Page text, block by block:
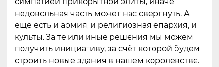
недовольная часть может нас свергнуть. А
ещё есть и армия, и религиозная епархия, и
культы. За те или иные решения мы можем
получить инициативу, за счёт которой будем
строить новые здания в нашем королевстве.